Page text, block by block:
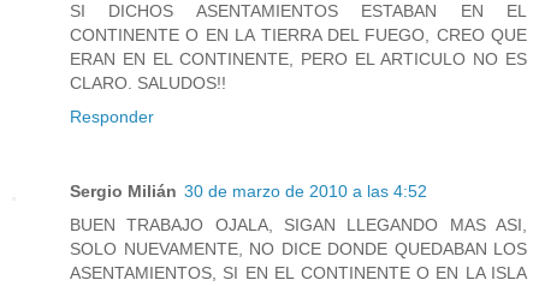
SI DICHOS ASENTAMIENTOS ESTABAN EN EL
CONTINENTE O EN LA TIERRA DEL FUEGO, CREO QUE
ERAN EN EL CONTINENTE, PERO EL ARTICULO NO ES
CLARO. SALUDOS!!
Responder
Sergio Milián 30 de marzo de 2010 a las 4:52
BUEN TRABAJO OJALA, SIGAN LLEGANDO MAS ASI,
SOLO NUEVAMENTE, NO DICE DONDE QUEDABAN LOS
ASENTAMIENTOS, SI EN EL CONTINENTE O EN LA ISLA